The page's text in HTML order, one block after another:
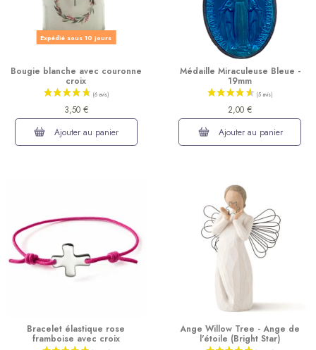
Expédié sous 10 jours
Bougie blanche avec couronne
croix
3,50 €
Ajouter au panier
Médaille Miraculeuse Bleue -
19mm
2,00 €
Ajouter au panier
Bracelet élastique rose
framboise avec croix
Ange Willow Tree - Ange de
l'étoile (Bright Star)